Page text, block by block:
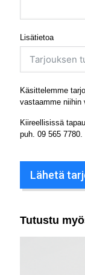
Lisätietoa
Käsittelemme
vastaamme niihin
Kiireellisissä
puh. 09 565 7780
Lähetä
Tutustu